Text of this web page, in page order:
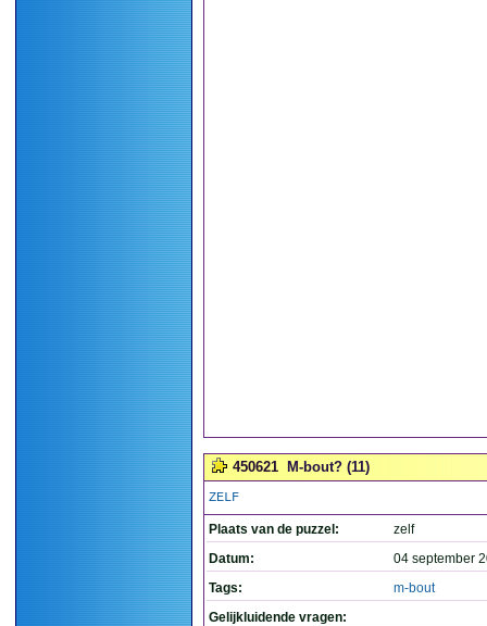
450621 M-bout? (11)
ZELF
Plaats van de puzzel:
zelf
Datum:
04 september
Tags:
m-bout
Gelijkluidende vragen: